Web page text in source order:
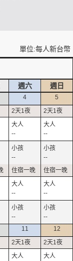
單位:每人新台幣
週六 週日
4
--
--
--
--
5
--
--
--
--
11 12